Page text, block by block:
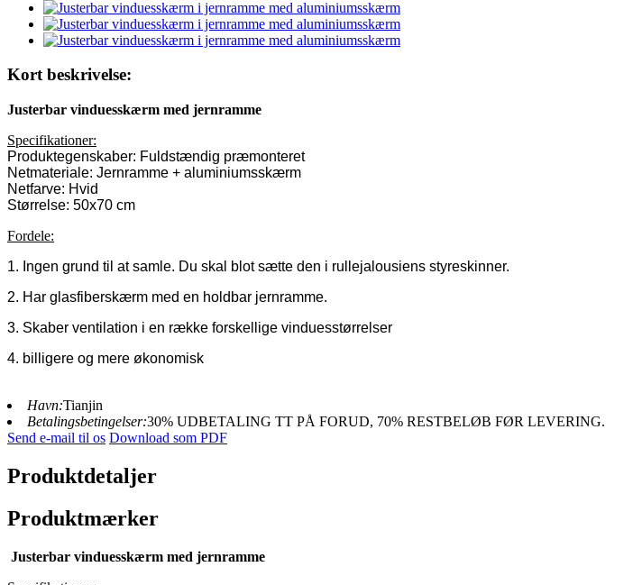
Kort beskrivelse:
Justerbar vinduesskærm med jernramme
Specifikationer:
Produktegenskaber: Fuldstændig præmonteret
Netmateriale: Jernramme + aluminiumsskærm
Netfarve: Hvid
Størrelse: 50x70 cm
Fordele:
1. Ingen grund til at samle. Du skal blot sætte den i rullejalousiens styreskinner.
2. Har glasfiberskærm med en holdbar jernramme.
3. Skaber ventilation i en række forskellige vinduesstørrelser
4. billigere og mere økonomisk
Havn:Tianjin
Betalingsbetingelser:30% UDBETALING TT PÅ FORUD, 70% RESTBELØB FØR LEVERING.
Send e-mail til os Download som PDF
Produktdetaljer
Produktmærker
Justerbar vinduesskærm med jernramme